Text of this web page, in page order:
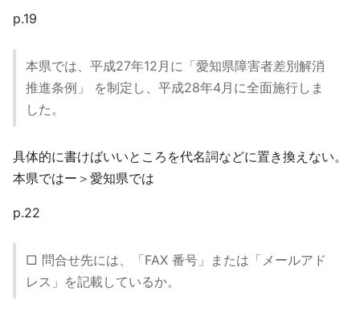
p.19
本県では、平成27年12月に「愛知県障害者差別解消
推進条例」 を制定し、平成28年4月に全面施行しま
した。
具体的に書けばいいところを代名詞などに置き換えない。
本県ではー＞愛知県では
p.22
□ 問合せ先には、「FAX 番号」または「メールアド
レス」を記載しているか。